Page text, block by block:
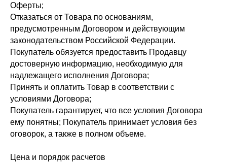
Оферты;
Отказаться от Товара по основаниям,
предусмотренным Договором и действующим
законодательством Российской Федерации.
Покупатель обязуется предоставить Продавцу
достоверную информацию, необходимую для
надлежащего исполнения Договора;
Принять и оплатить Товар в соответствии с
условиями Договора;
Покупатель гарантирует, что все условия Договора
ему понятны; Покупатель принимает условия без
оговорок, а также в полном объеме.
Цена и порядок расчетов